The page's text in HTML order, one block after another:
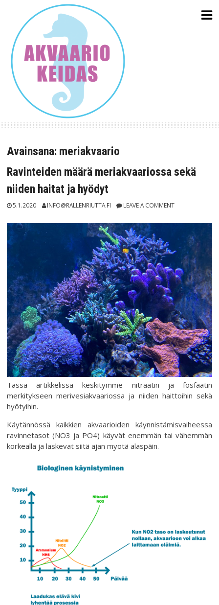
content
Avainsana: meriakvaario
Ravinteiden määrä meriakvaariossa sekä
niiden haitat ja hyödyt
5.1.2020 INFO@RALLENRIUTTA.FI LEAVE A COMMENT
Tässä artikkelissa keskitymme nitraatin ja fosfaatin
merkitykseen merivesiakvaariossa ja niiden haittoihin sekä
hyötyihin.
Käytännössä kaikkien akvaarioiden käynnistämisvaiheessa
ravinnetasot (NO3 ja PO4) käyvät enemmän tai vähemmän
korkealla ja laskevat siitä ajan myötä alaspäin.